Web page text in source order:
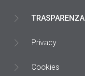
TRASPARENZA
Privacy
Cookies